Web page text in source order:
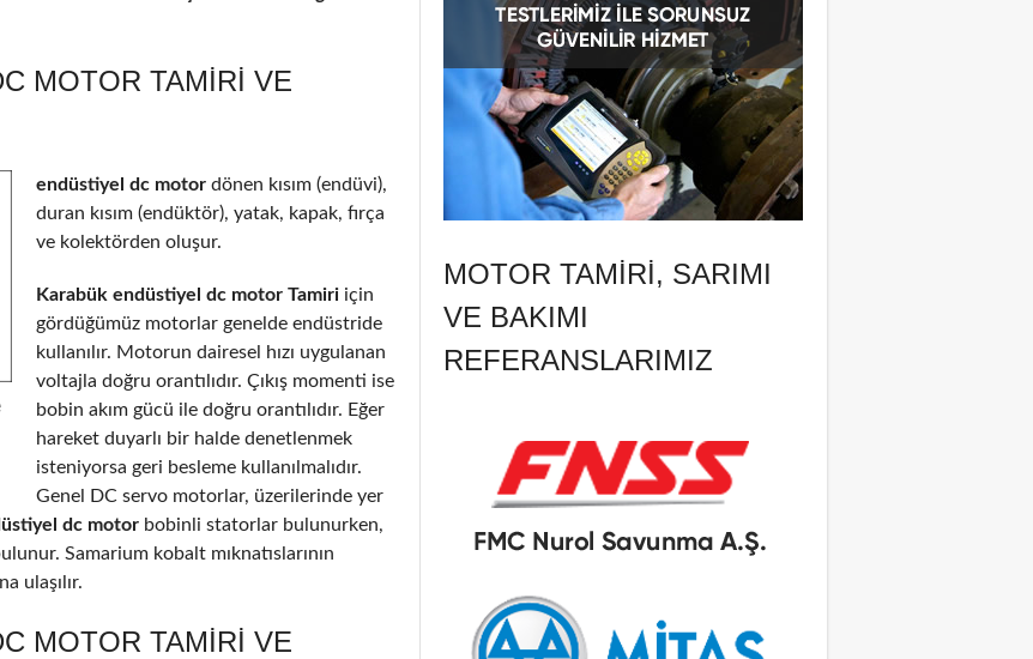
MOTOR TAMIRI VE
endüstiyel dc motor dönen kısım (endüvi),
duran kısım (endüktör), yatak, kapak, fırça
ve kolektörden oluşur.
Karabük endüstiyel dc motor Tamiri için
gördüğümüz motorlar genelde endüstride
kullanılır. Motorun dairesel hızı uygulanan
voltajla doğru orantılıdır. Çıkış momenti ise
bobin akım gücü ile doğru orantılıdır. Eğer
hareket duyarlı bir halde denetlenmek
isteniyorsa geri besleme kullanılmalıdır.
Genel DC servo motorlar, üzerilerinde yer
dc motor bobinli statorlar bulunurken,
Samarium kobalt mıknatıslarının
ulaşılır.
MOTOR TAMIRI VE
MOTOR TAMIRI, SARIMI
VE BAKIMI
REFERANSLARIMIZ